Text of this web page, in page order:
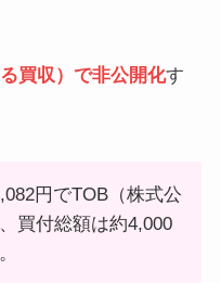
買収）で非公開化す
円でTOB（株式公
買付総額は約4,000